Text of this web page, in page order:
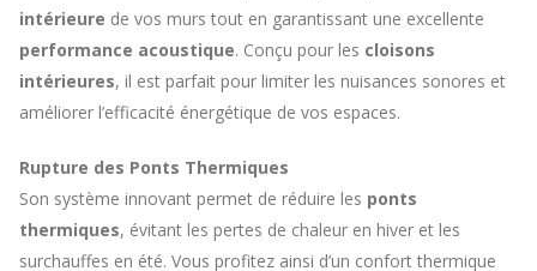
intérieure de vos murs tout en garantissant une excellente
performance acoustique. Conçu pour les cloisons
intérieures, il est parfait pour limiter les nuisances sonores et
améliorer l’efficacité énergétique de vos espaces.
Rupture des Ponts Thermiques
Son système innovant permet de réduire les ponts
thermiques, évitant les pertes de chaleur en hiver et les
surchauffes en été. Vous profitez ainsi d’un confort thermique